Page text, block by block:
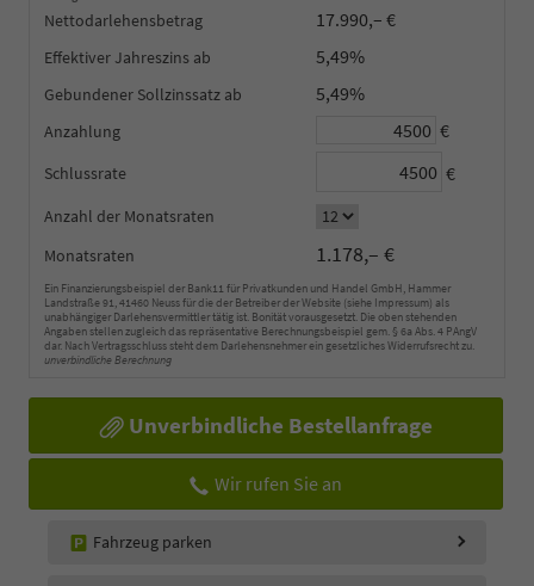
Nettodarlehensbetrag 17.990,– €
Effektiver Jahreszins 5,49%
Gebundener Sollzinssatz 5,49%
Anzahlung €
Schlussrate €
Anzahl der Monatsraten
Monatsraten
1.178,– €
Ein Finanzierungsbeispiel der Bank11 für Privatkunden und Handel GmbH, Hammer
Landstraße 91, 41460 Neuss für die der Betreiber der Website (siehe Impressum) als
unabhängiger Darlehensvermittler tätig ist. Bonität vorausgesetzt. Die oben stehenden
Angaben stellen zugleich das repräsentative Berechnungsbeispiel gem. § 6a Abs. 4 PAngV
dar. Nach Vertragsschluss steht dem Darlehensnehmer ein gesetzliches Widerrufsrecht zu.
unverbindliche Berechnung
Unverbindliche Bestellanfrage
Wir rufen Sie an
Fahrzeug parken